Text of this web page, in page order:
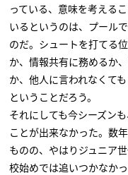
っている、意味を考える
いるというのは、プール
のだ。シュートを打てる
か、情報共有に務めるか
か、他人に言われなくて
ということだろう。
それにしても今シーズン
ことが出来なかった。数
ものの、やはりジュニア
校始めでは追いつかなか